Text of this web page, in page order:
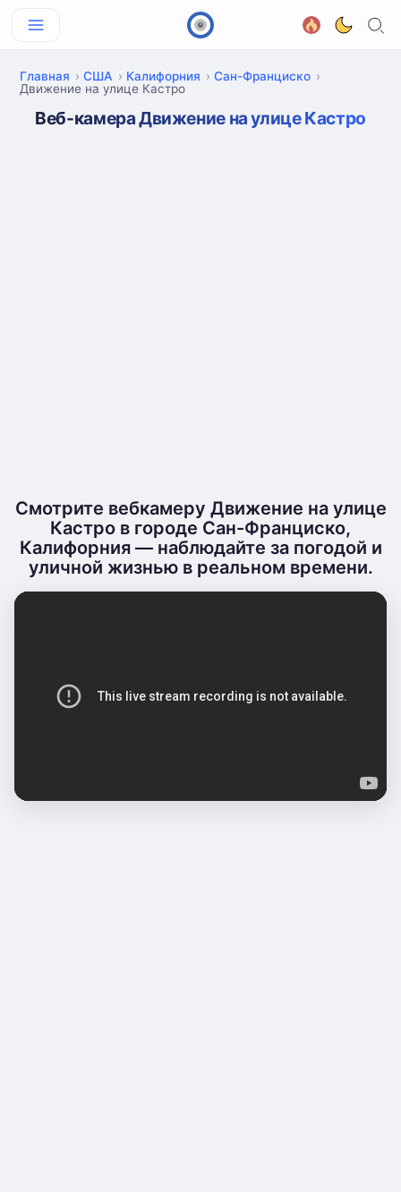
Главная США Калифорния
Сан-Франциско
Движение на улице Кастро
Веб-камера Движение на улице Кастро
Смотрите вебкамеру Движение на улице
Кастро в городе Сан-Франциско,
Калифорния — наблюдайте за погодой и
уличной жизнью в реальном времени.